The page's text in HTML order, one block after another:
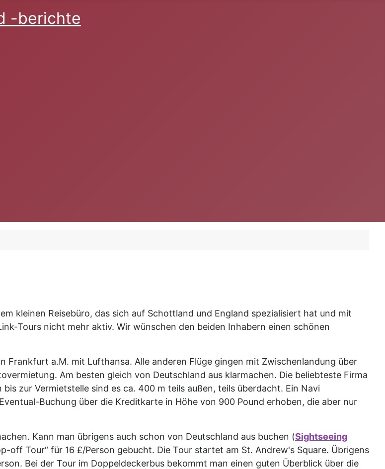
-berichte
kleinen Reisebüro, das sich auf Schottland und England spezialisiert hat und mit
Tours nicht mehr aktiv. Wir wünschen den beiden Inhabern einen schönen
Frankfurt a.M. mit Lufthansa. Alle anderen Flüge gingen mit Zwischenlandung über
Am besten gleich von Deutschland aus klarmachen. Die beliebteste Firma
zur Vermietstelle sind es ca. 400 m teils außen, teils überdacht. Ein Navi
Buchung über die Kreditkarte in Höhe von 900 Pound erhoben, die aber nur
Kann man übrigens auch schon von Deutschland aus buchen (Sightseeing
off Tour“ für 16 £/Person gebucht. Die Tour startet am St. Andrew's Square. Übrigens
Bei der Tour im Doppeldeckerbus bekommt man einen guten Überblick über die